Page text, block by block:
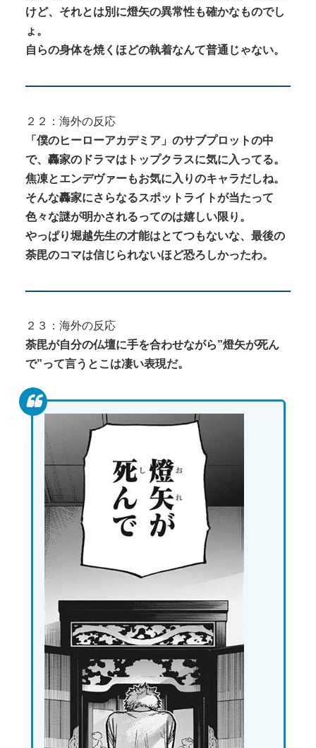
けど、それとは別に燈矢の異常性も確かなものでし
ょ。
自らの身体を焼くほどの執着なんて普通じゃない。
２２：海外の反応
「僕のヒーローアカデミア」のサブプロットの中
で、轟家のドラマはトップクラスに気に入ってる。
焦凍とエンデヴァーもお気に入りのキャラだしね。
そんな轟家にさらなるスポットライトが当たって
色々な謎が明かされるってのは嬉しい限り。
やっぱり堀越先生の才能はとてつもないな、最後の
荼毘のコマは信じられないほど恐ろしかったわ。
２３：海外の反応
荼毘が自分の仏壇に手を合わせながら”燈矢が死ん
で”って言うとこは凄い表現だ。